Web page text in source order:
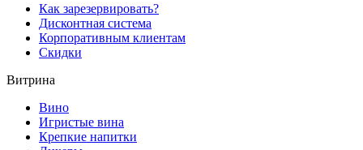
Как зарезервировать?
Дисконтная система
Корпоративным клиентам
Скидки
Витрина
Вино
Игристые вина
Крепкие напитки